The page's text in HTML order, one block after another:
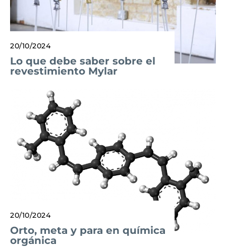
20/10/2024
Lo que debe saber sobre el
revestimiento Mylar
20/10/2024
Orto, meta y para en química
orgánica